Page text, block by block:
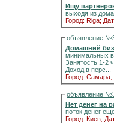
Ищу
выходя из
Город: Riga;
объявление
Домашний
минимальных
Занятость 1-2
Доход в перс...
Город: Самара;
объявление
Нет денег на
поток
Город: Киев;